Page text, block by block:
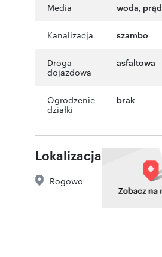
Media woda, prąd
Kanalizacja szambo
Droga
dojazdowa
asfaltowa
Ogrodzenie
działki
brak
Lokalizacja
Rogowo